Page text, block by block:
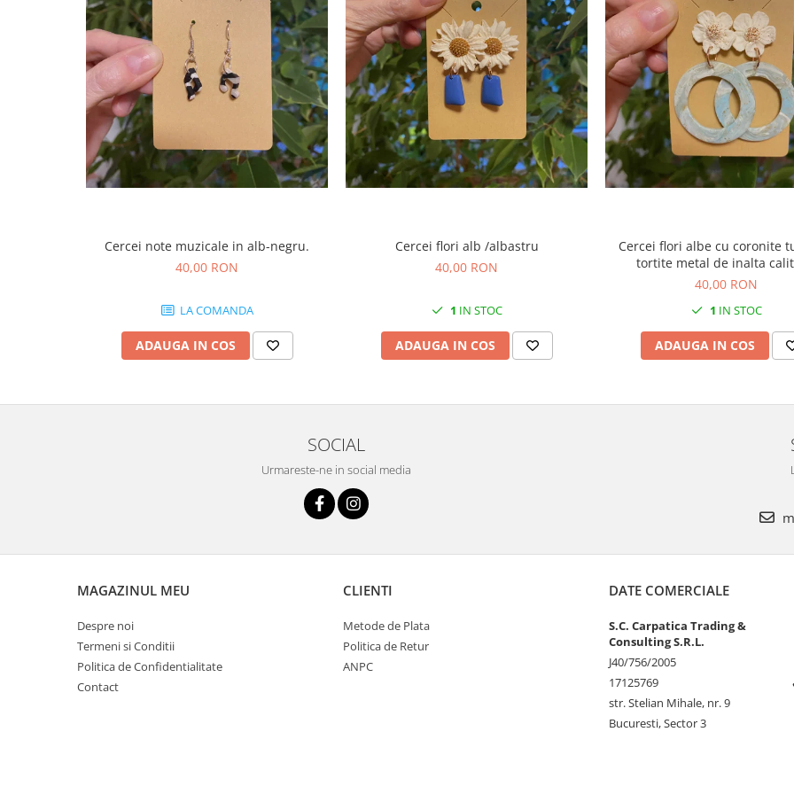
Cercei note muzicale in alb-negru.
40,00 RON
LA COMANDA
ADAUGA IN COS
Cercei flori alb /albastru
40,00 RON
1 IN STOC
ADAUGA IN COS
Cercei flori albe cu coronite turcuaz,
tortite metal de inalta
40,00 RON
1 IN STOC
ADAUGA IN COS
SOCIAL
Urmareste-ne in social media
MAGAZINUL MEU
Despre noi
Termeni si Conditii
Politica de Confidentialitate
Contact
CLIENTI
Metode de Plata
Politica de Retur
ANPC
DATE COMERCIALE
S.C. Carpatica Trading &
Consulting S.R.L.
J40/756/2005
17125769
str. Stelian Mihale, nr. 9
Bucuresti, Sector 3